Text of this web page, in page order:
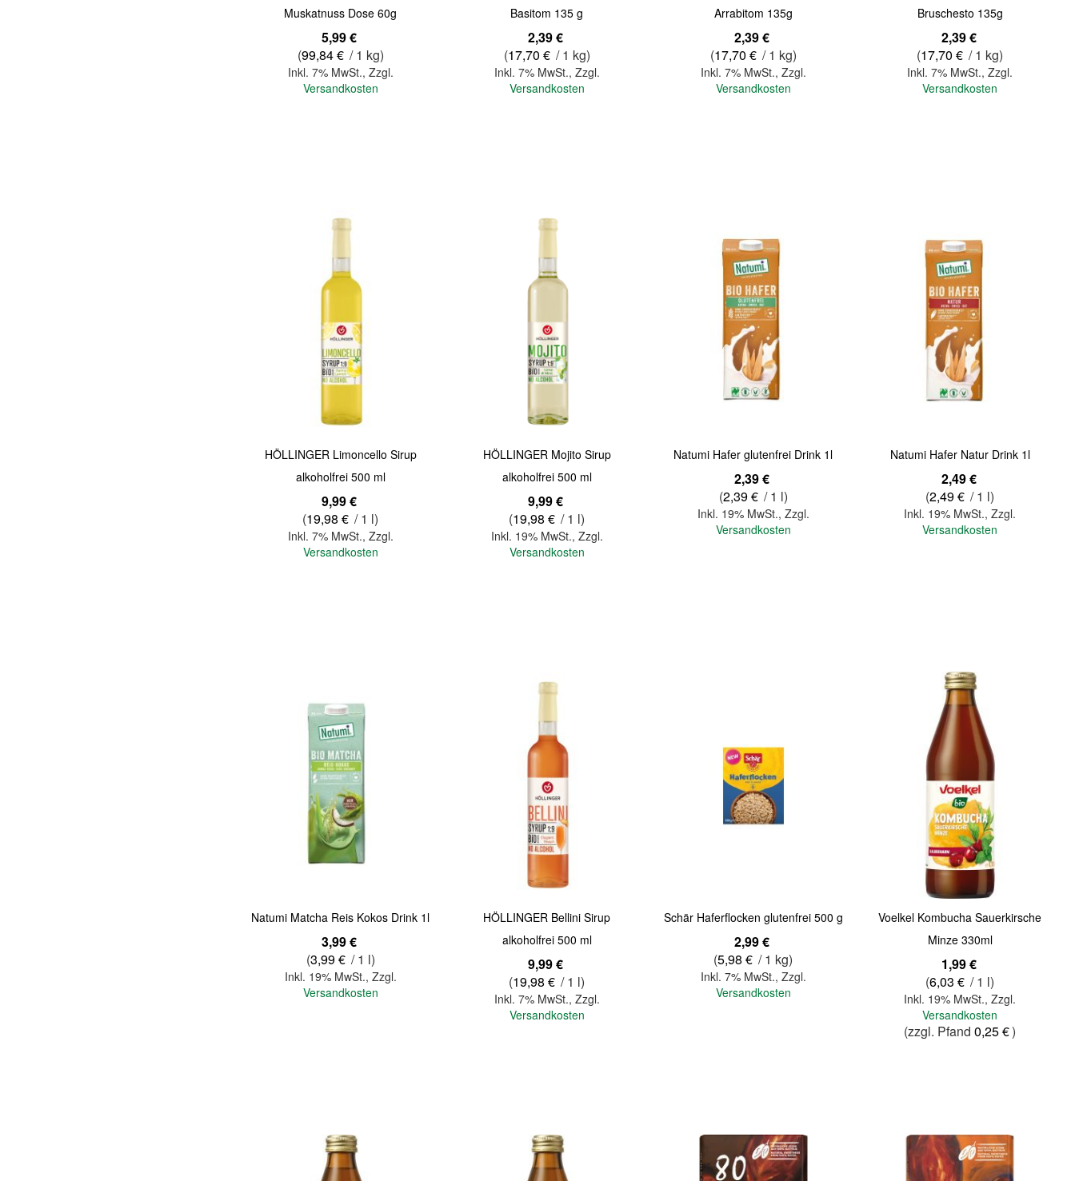
Muskatnuss Dose 60g
5,99 €
(99,84 € / 1 kg)
Inkl. 7% MwSt., Zzgl.
Versandkosten
Basitom 135 g
2,39 €
(17,70 € / 1 kg)
Inkl. 7% MwSt., Zzgl.
Versandkosten
Arrabitom 135g
2,39 €
(17,70 € / 1 kg)
Inkl. 7% MwSt., Zzgl.
Versandkosten
Bruschesto 135g
2,39 €
(17,70 € / 1 kg)
Inkl. 7% MwSt.,Zzgl.
Versandkosten
HÖLLINGER Limoncello Sirup
alkoholfrei 500 ml
9,99 €
(19,98 € / 1 l)
Inkl. 7% MwSt., Zzgl.
Versandkosten
HÖLLINGER Mojito Sirup
alkoholfrei 500 ml
9,99 €
(19,98 € / 1 l)
Inkl. 19% MwSt., Zzgl.
Versandkosten
Natumi Hafer glutenfrei Drink 1l
2,39 €
(2,39 € / 1 l)
Inkl. 19% MwSt., Zzgl.
Versandkosten
Natumi Hafer Natur Drink 1l
2,49 €
(2,49 € / 1 l)
Inkl. 19% MwSt.,Zzgl.
Versandkosten
Natumi Matcha Reis Kokos Drink 1l
3,99 €
(3,99 € / 1 l)
Inkl. 19% MwSt., Zzgl.
Versandkosten
HÖLLINGER Bellini Sirup
alkoholfrei 500 ml
9,99 €
(19,98 € / 1 l)
Inkl. 7% MwSt., Zzgl.
Versandkosten
Schär Haferflocken glutenfrei 500 g
2,99 €
(5,98 € / 1 kg)
Inkl. 7% MwSt., Zzgl.
Versandkosten
Voelkel Kombucha Sauerkirsche
Minze 330ml
1,99 €
(6,03 € / 1 l)
Inkl. 19% MwSt.,Zzgl.
Versandkosten
(zzgl. Pfand0,25 €)